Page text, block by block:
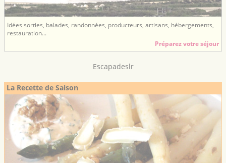
Idées sorties, balades, randonnées, producteurs, artisans, hébergements,
restauration...
Préparez votre séjour
Escapadeslr
La Recette de Saison